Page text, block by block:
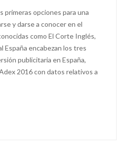
primeras opciones para una
y darse a conocer en el
como El Corte Inglés,
España encabezan los tres
publicitaria en España,
2016 con datos relativos a